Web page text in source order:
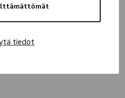
tiedot
kännireissultaan kotiin.
tulla kotiin, jossei hän ollut
että jos kolmas kerta tulee,